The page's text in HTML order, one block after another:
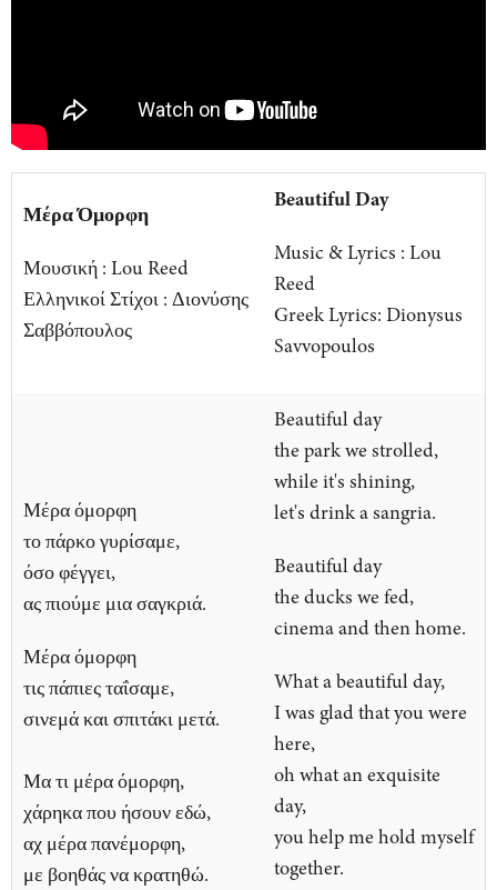
Μέρα Όμορφη
Μουσική : Lou Reed
Ελληνικοί Στίχοι : Διονύσης
Σαββόπουλος
Beautiful Day
Music & Lyrics : Lou
Reed
Greek Lyrics: Dionysus
Savvopoulos
Μέρα όμορφη
το πάρκο γυρίσαμε,
όσο φέγγει,
ας πιούμε μια σαγκριά.
Μέρα όμορφη
τις πάπιες ταΐσαμε,
σινεμά και σπιτάκι μετά.
Μα τι μέρα όμορφη,
χάρηκα που ήσουν εδώ,
αχ μέρα πανέμορφη,
με βοηθάς να κρατηθώ.
Beautiful day
the park we strolled,
while it's shining,
let's drink a sangria.
Beautiful day
the ducks we fed,
cinema and then home.
What a beautiful day,
I was glad that you were
here,
oh what an exquisite
day,
you help me hold myself
together.